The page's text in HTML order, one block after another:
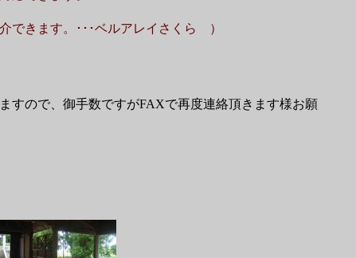
できます。･･･ベルアレイさくら ）
すので、御手数ですがFAXで再度連絡頂きます様お願